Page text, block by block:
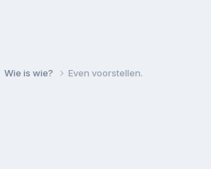
Wie is wie? Even voorstellen.